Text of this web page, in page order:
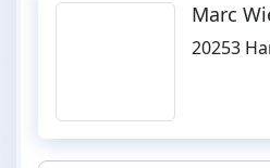
Marc
20253